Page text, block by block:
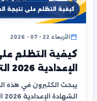
كيفية التظلم على نتيجة الشهادة
الأربعاء 22 - 07 - 2026
كيفية التظلم
الإعدادية 2026 الترم الثاني
يبحث الكثيرون في هذه